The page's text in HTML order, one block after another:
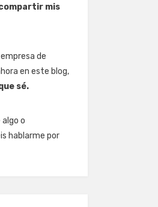
mis
de
en este blog,
sé.
o
hablarme por